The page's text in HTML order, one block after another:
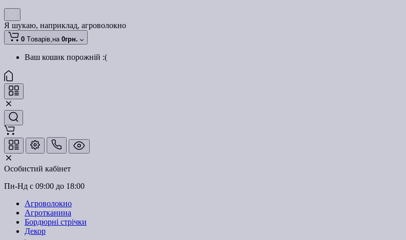
Я шукаю, наприклад, агроволокно
0 Tоварів,на 0грн.
Ваш кошик порожній :(
Особистий кабінет
Пн-Нд с 09:00 до 18:00
Агроволокно
Агротканина
Бордюрні стрічки
Декор